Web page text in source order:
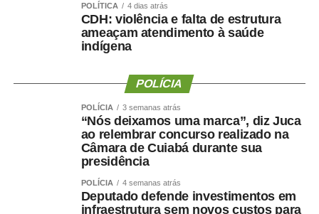
POLÍTICA 4 dias atrás
CDH: violência e falta de estrutura
ameaçam atendimento à saúde
indígena
POLÍCIA
POLÍCIA 3 semanas atrás
“Nós deixamos uma marca”, diz Juca
ao relembrar concurso realizado na
Câmara de Cuiabá durante sua
presidência
POLÍCIA 4 semanas atrás
Deputado defende investimentos em
infraestrutura sem novos custos para